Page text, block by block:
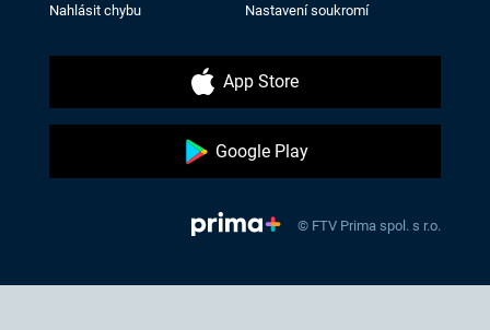
Nahlásit chybu Nastavení soukromí
App Store
Google Play
© FTV Prima spol. s r.o.